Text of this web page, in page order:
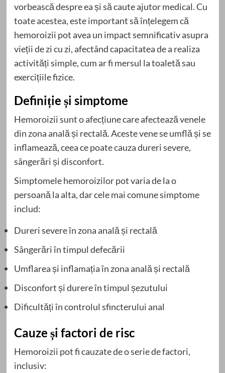
vorbească despre ea și să caute ajutor medical. Cu
toate acestea, este important să înțelegem că
hemoroizii pot avea un impact semnificativ asupra
vieții de zi cu zi, afectând capacitatea de a realiza
activități simple, cum ar fi mersul la toaletă sau
exercițiile fizice.
Definiție și simptome
Hemoroizii sunt o afecțiune care afectează venele
din zona anală și rectală. Aceste vene se umflă și se
inflamează, ceea ce poate cauza dureri severe,
sângerări și disconfort.
Simptomele hemoroizilor pot varia de la o
persoană la alta, dar cele mai comune simptome
includ:
Dureri severe în zona anală și rectală
Sângerări în timpul defecării
Umflarea și inflamația în zona anală și rectală
Disconfort și durere în timpul șezutului
Dificultăți în controlul sfincterului anal
Cauze și factori de risc
Hemoroizii pot fi cauzate de o serie de factori,
inclusiv: